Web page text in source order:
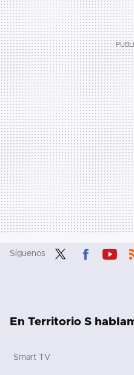
Síguenos
En Territorio S
Smart TV